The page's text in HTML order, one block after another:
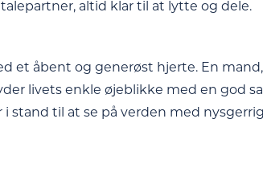
altid klar til at lytte og dele.
et åbent og generøst hjerte. En
livets enkle øjeblikke med en god
til at se på verden med